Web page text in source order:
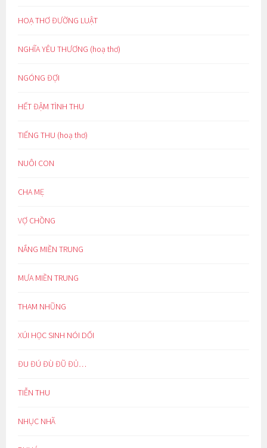
HOẠ THƠ ĐƯỜNG LUẬT
NGHĨA YÊU THƯƠNG (hoạ thơ)
NGÓNG ĐỢI
HẾT ĐẬM TÌNH THU
TIẾNG THU (hoạ thơ)
NUÔI CON
CHA MẸ
VỢ CHỒNG
NẮNG MIỀN TRUNG
MƯA MIỀN TRUNG
THAM NHŨNG
XÚI HỌC SINH NÓI DỐI
ĐU ĐÚ ĐÙ ĐŨ ĐỦ…
TIỄN THU
NHỤC NHÃ